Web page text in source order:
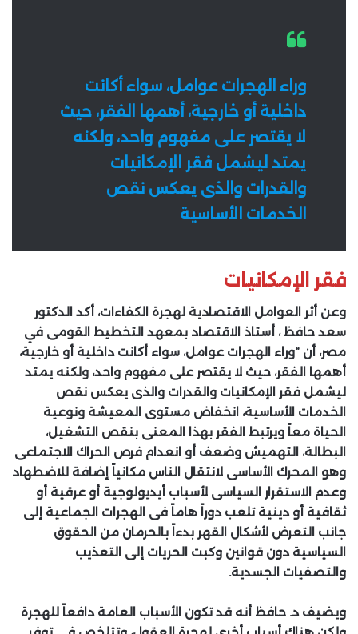
وراء الهجرات عوامل، سواء أكانت
داخلية أو خارجية، أهمها الفقر، حيث
لا يقتصر على مفهوم واحد، ولكنه
يمتد ليشمل فقر الإمكانيات
والقدرات والذى يعكس نقص
الخدمات الأساسية
فقر الإمكانيات
وعن أثر العوامل الاقتصادية لهجرة الكفاءات، أكد الدكتور
سعد حافظ ، أستاذ الاقتصاد بمعهد التخطيط القومى في
مصر، أن “وراء الهجرات عوامل، سواء أكانت داخلية أو خارجية،
أهمها الفقر، حيث لا يقتصر على مفهوم واحد، ولكنه يمتد
ليشمل فقر الإمكانيات والقدرات والذى يعكس نقص
الخدمات الأساسية، انخفاض مستوى المعيشة ونوعية
الحياة معاً ويرتبط الفقر بهذا المعنى بنقص التشغيل،
البطالة، التهميش وضعف أو انعدام فرص الحراك الاجتماعى
وهو المحرك الأساسى لانتقال الناس مكانياً إضافة للاضطهاد
وعدم الاستقرار السياسى لأسباب أيديولوجية أو عرقية أو
ثقافية أو دينية تلعب دوراً هاماً فى الهجرات الجماعية إلى
جانب التعرض لأشكال القهر بدءاً بالحرمان من الحقوق
السياسية دون قوانين وكبت الحريات إلى التعذيب
والتصفيات الجسدية.
ويضيف د. حافظ أنه قد تكون الأسباب العامة دافعاً للهجرة